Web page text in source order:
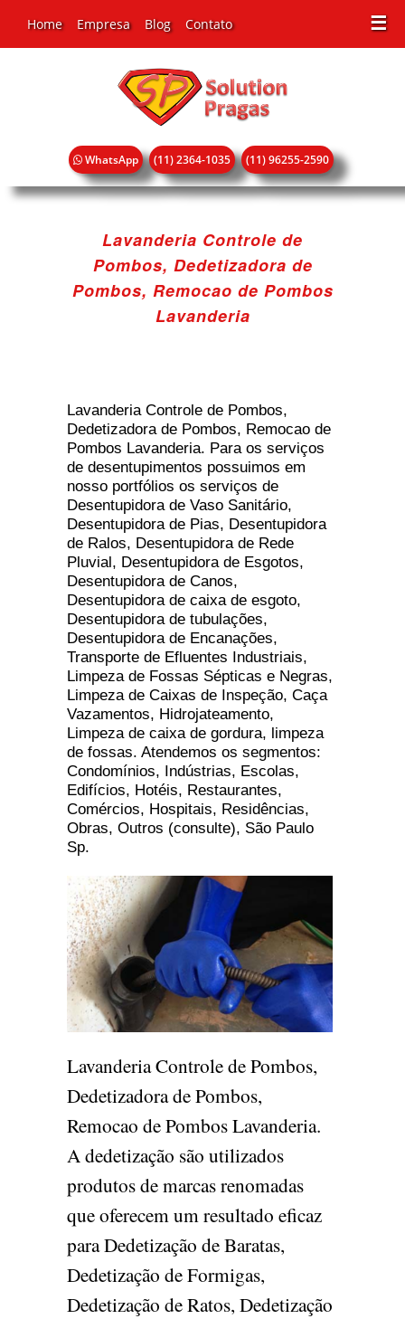
☰
Home Empresa Blog Contato
WhatsApp (11) 2364-1035 (11) 96255-2590
Lavanderia Controle de
Pombos, Dedetizadora de
Pombos, Remocao de Pombos
Lavanderia
Lavanderia Controle de Pombos,
Dedetizadora de Pombos, Remocao de
Pombos Lavanderia. Para os serviços
de desentupimentos possuimos em
nosso portfólios os serviços de
Desentupidora de Vaso Sanitário,
Desentupidora de Pias, Desentupidora
de Ralos, Desentupidora de Rede
Pluvial, Desentupidora de Esgotos,
Desentupidora de Canos,
Desentupidora de caixa de esgoto,
Desentupidora de tubulações,
Desentupidora de Encanações,
Transporte de Efluentes Industriais,
Limpeza de Fossas Sépticas e Negras,
Limpeza de Caixas de Inspeção, Caça
Vazamentos, Hidrojateamento,
Limpeza de caixa de gordura, limpeza
de fossas. Atendemos os segmentos:
Condomínios, Indústrias, Escolas,
Edifícios, Hotéis, Restaurantes,
Comércios, Hospitais, Residências,
Obras, Outros (consulte), São Paulo
Sp.
Lavanderia Controle de Pombos,
Dedetizadora de Pombos,
Remocao de Pombos Lavanderia.
A dedetização são utilizados
produtos de marcas renomadas
que oferecem um resultado eficaz
para Dedetização de Baratas,
Dedetização de Formigas,
Dedetização de Ratos, Dedetização